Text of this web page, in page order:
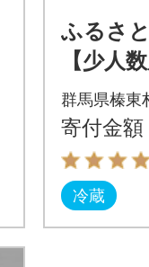
ふるさ
【少人
g】
群馬県榛東
寄付金額
冷蔵